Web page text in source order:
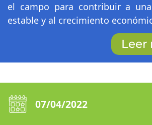
el campo para contribuir a
estable y al crecimiento
Leer
07/04/2022